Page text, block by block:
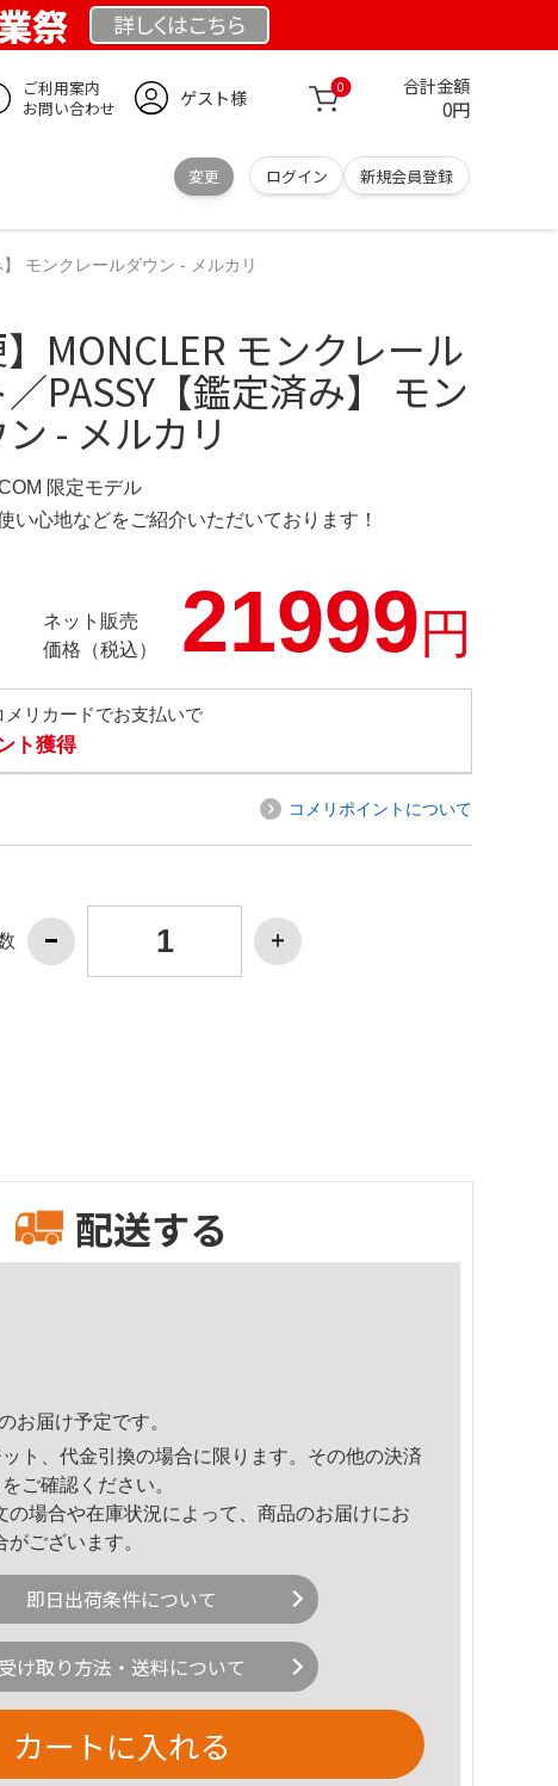
祭 詳しくはこちら
ご利用案内
お問い合わせ
ゲスト様 0 合計金額
0円
変更 ログイン 新規会員登録
モンクレールダウン - メルカリ
】MONCLER モンクレール
PASSY【鑑定済み】 モン
- メルカリ
限定モデル
い心地などをご紹介いただいております！
ネット販売
価格（税込）
21999円
リカードでお支払いで
ト獲得
コメリポイントについて
配送する
お届け予定です。
ト、代金引換の場合に限ります。その他の決済
をご確認ください。
場合や在庫状況によって、商品のお届けにお
ございます。
即日出荷条件について
受け取り方法・送料について
カートに入れる